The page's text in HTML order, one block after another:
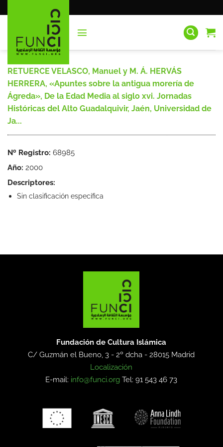
al
RETUERCE VELASCO, Manuel y M. Á. HERVÁS
HERRERA, «Apuntes sobre la antigua morería de
Ágreda», De la Edad Media al siglo xvi. Jornadas
Históricas del Alto Guadalquivir, Jaén, Universidad de
Ja...
Nº Registro: 68985
Año: 2000
Descriptores:
Sin clasificación específica
Fundación de Cultura Islámica
C/ Guzmán el Bueno, 3 - 2º dcha -28015 Madrid
Localización
E-mail: info@funci.org Tel: 91 543 46 73